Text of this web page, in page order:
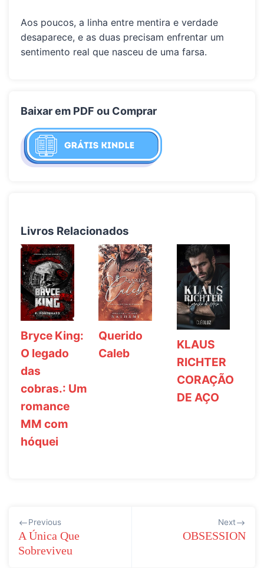
Aos poucos, a linha entre mentira e verdade
desaparece, e as duas precisam enfrentar um
sentimento real que nasceu de uma farsa.
Baixar em PDF ou Comprar
Livros Relacionados
Bryce King:
O legado
das
cobras.: Um
romance
MM com
hóquei
Querido
Caleb
KLAUS
RICHTER
CORAÇÃO
DE AÇO
de
Post
Previous
A Única Que
Sobreviveu
Next
OBSESSION